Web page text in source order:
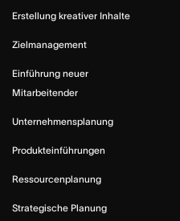
Erstellung kreativer Inhalte
Zielmanagement
Einführung neuer
Mitarbeitender
Unternehmensplanung
Produkteinführungen
Ressourcenplanung
Strategische Planung